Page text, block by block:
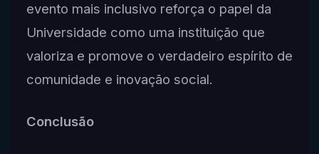
evento mais inclusivo reforça o papel da
Universidade como uma instituição que
valoriza e promove o verdadeiro espírito de
comunidade e inovação social.
Conclusão